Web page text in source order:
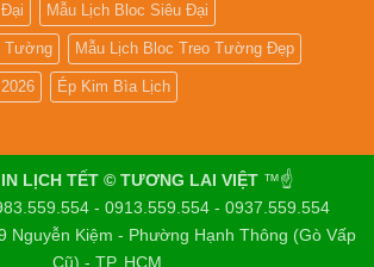
Mẫu Lịch Bloc Siêu Đại
Tường Mẫu Lịch Bloc Treo Tường Đẹp
Ép Kim Bìa Lịch
LỊCH TẾT © TƯƠNG LAI VIỆT ™☝️
- 0913.559.554 - 0937.559.554
Nguyễn Kiệm - Phường Hạnh Thông (Gò Vấp
Cũ) - TP. HCM